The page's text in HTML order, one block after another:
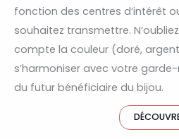
fonction des centres d’intérêt
souhaitez transmettre.
compte la couleur (doré,
s’harmoniser avec votre
du futur bénéficiaire du bijou.